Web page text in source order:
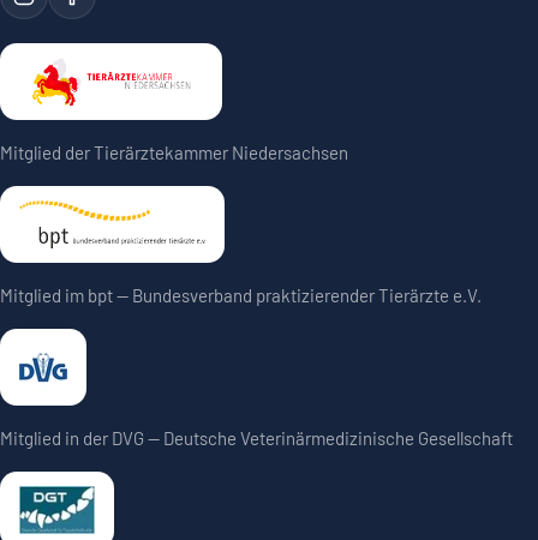
Mitglied der Tierärztekammer Niedersachsen
Mitglied im bpt — Bundesverband praktizierender Tierärzte e.V.
Mitglied in der DVG — Deutsche Veterinärmedizinische Gesellschaft